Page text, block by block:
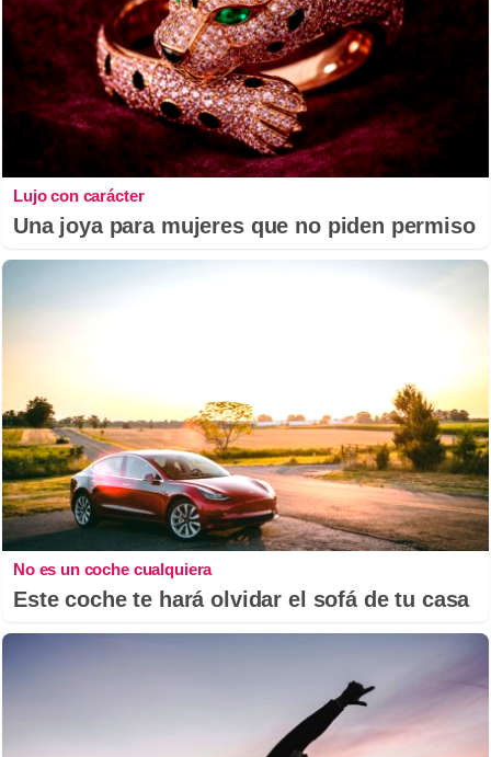
Lujo con carácter
Una joya para mujeres que no piden permiso
No es un coche cualquiera
Este coche te hará olvidar el sofá de tu casa